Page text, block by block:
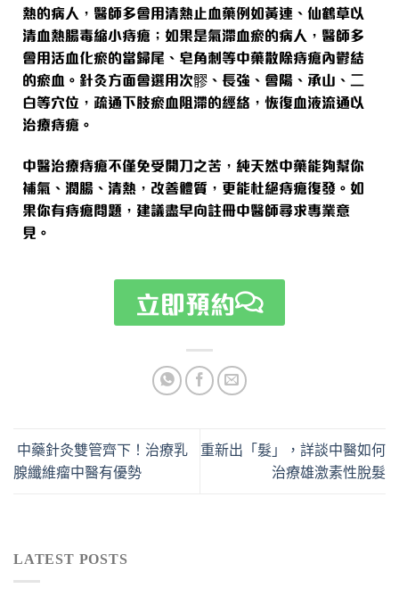
熱的病人，醫師多會用清熱止血藥例如黃連、仙鶴草以
清血熱腸毒縮小痔瘡；如果是氣滯血瘀的病人，醫師多
會用活血化瘀的當歸尾、皂角刺等中藥散除痔瘡內鬱結
的瘀血。針灸方面會選用次髎、長強、會陽、承山、二
白等穴位，疏通下肢瘀血阻滯的經絡，恢復血液流通以
治療痔瘡。
中醫治療痔瘡不僅免受開刀之苦，純天然中藥能夠幫你
補氣、潤腸、清熱，改善體質，更能杜絕痔瘡復發。如
果你有痔瘡問題，建議盡早向註冊中醫師尋求專業意
見。
立即預約
中藥針灸雙管齊下！治療乳
腺纖維瘤中醫有優勢
重新出「髮」，詳談中醫如何
治療雄激素性脫髮
LATEST POSTS